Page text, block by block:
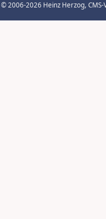
© 2006-2026 Heinz Herzog,